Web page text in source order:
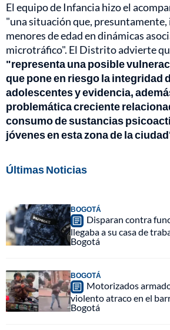
El equipo de Infancia hizo el
"una situación que, presuntamente,
menores de edad en dinámicas
microtráfico". El Distrito advierte
"representa una posible
que pone en riesgo la integridad
adolescentes y evidencia,
problemática creciente
consumo de sustancias
jóvenes en esta zona de la
Últimas Noticias
BOGOTÁ
Disparan contra
llegaba a su casa de
Bogotá
BOGOTÁ
Motorizados
violento atraco en el
Bogotá